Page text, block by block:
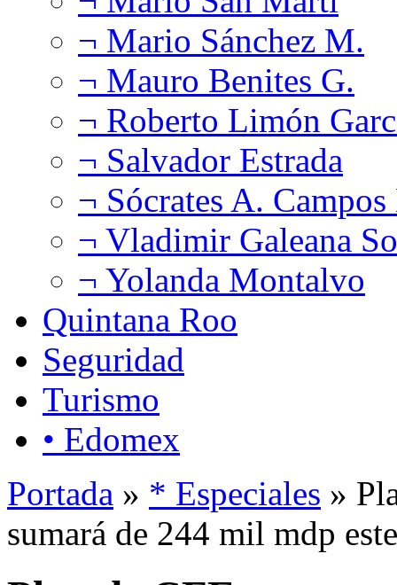
¬ Mario Sánchez M.
¬ Mauro Benites G.
¬ Roberto Limón
¬ Salvador Estrada
¬ Sócrates A.
¬ Vladimir Galeana
¬ Yolanda Montalvo
Quintana Roo
Seguridad
Turismo
• Edomex
Portada » * Especiales »
sumará de 244 mil mdp